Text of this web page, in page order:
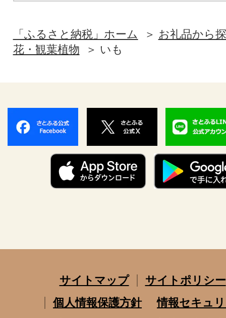
「ふるさと納税」ホーム
お礼品から
花・観葉植物
いも
サイトマップ
サイトポリシー
個人情報保護方針
情報セキュ